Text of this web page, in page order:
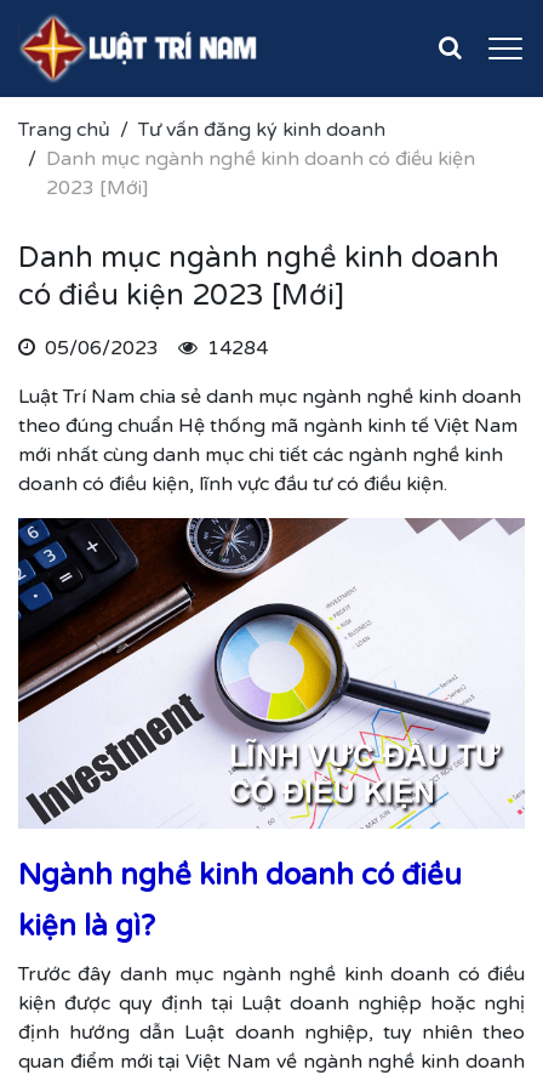
Trang chủ
Tư vấn đăng ký kinh doanh
Danh mục ngành nghề kinh doanh có điều kiện
2023 [Mới]
Danh mục ngành nghề kinh doanh
có điều kiện 2023 [Mới]
05/06/2023
14284
Luật Trí Nam chia sẻ danh mục ngành nghề kinh doanh
theo đúng chuẩn Hệ thống mã ngành kinh tế Việt Nam
mới nhất cùng danh mục chi tiết các ngành nghề kinh
doanh có điều kiện, lĩnh vực đầu tư có điều kiện.
Ngành nghề kinh doanh có điều
kiện là gì?
Trước đây danh mục ngành nghề kinh doanh có điều
kiện được quy định tại Luật doanh nghiệp hoặc nghị
định hướng dẫn Luật doanh nghiệp, tuy nhiên theo
quan điểm mới tại Việt Nam về ngành nghề kinh doanh